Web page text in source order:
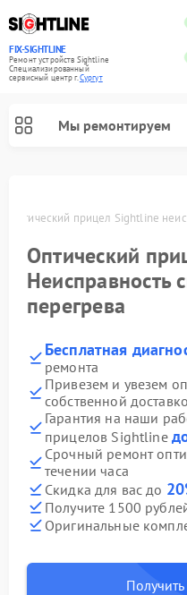
FIX-SIGHTLINE
Ремонт устройств Sightline
Специализированный
cервисный центр г.Сургут
Мы ремонтируем
Оптический прицел Sightline
Оптический
Неисправность
перегрева
Бесплатная
ремонта
Привезем и увезем
собственной
Гарантия на наши
прицелов Sightline
Срочный ремонт
течении часа
Скидка для вас до
Получите 1500
Оригинальные